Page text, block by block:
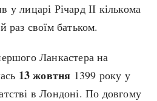
лицарі Річард ІІ кількома
раз своїм батьком.
Ланкастера на
13 жовтня 1399 року у
в Лондоні. По довгому